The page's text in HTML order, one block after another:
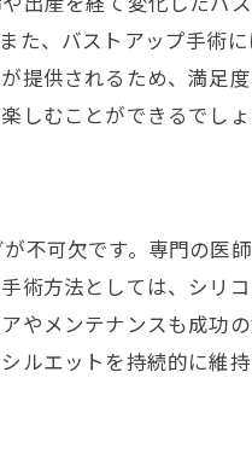
た、バストアップ手術
提供されるため、満足
しむことができるでしょ
不可欠です。専門の医
術方法としては、シリ
やメンテナンスも成功
ルエットを持続的に維